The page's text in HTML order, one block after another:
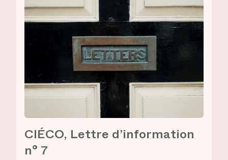
CIÉCO, Lettre d’information
n° 7